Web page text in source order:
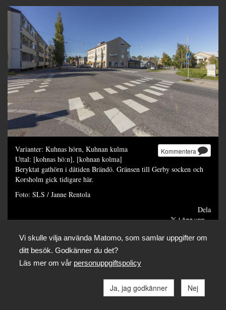
Kommentera
Varianter: Kuhnas hörn, Kuhnan kulma
Uttal: [kohnas hö:n], [kohnan kolma]
Beryktat gathörn i dåtiden Brändö. Gränsen till Gerby socken och
Korsholm gick tidigare här.
Foto: SLS / Janne Rentola
Dela
Vi skulle vilja använda Matomo, som samlar uppgifter om
ditt besök. Godkänner du det?
Läs mer om vår personuppgiftspolicy
Ja, jag godkänner Nej